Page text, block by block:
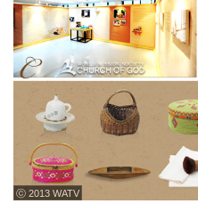
ⓒ 2013 WATV